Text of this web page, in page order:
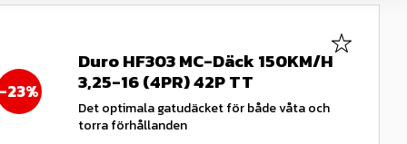
23%
Duro HF303 MC-Däck 150KM/H
3,25-16 (4PR) 42P TT
Det optimala gatudäcket för både våta och
torra förhållanden
Lägg till